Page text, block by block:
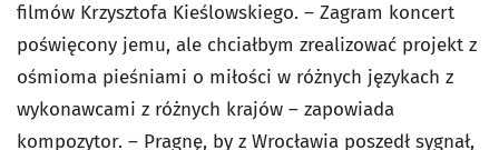
filmów Krzysztofa Kieślowskiego. – Zagram koncert
poświęcony jemu, ale chciałbym zrealizować projekt z
ośmioma pieśniami o miłości w różnych językach z
wykonawcami z różnych krajów – zapowiada
kompozytor. – Pragnę, by z Wrocławia poszedł sygnał,